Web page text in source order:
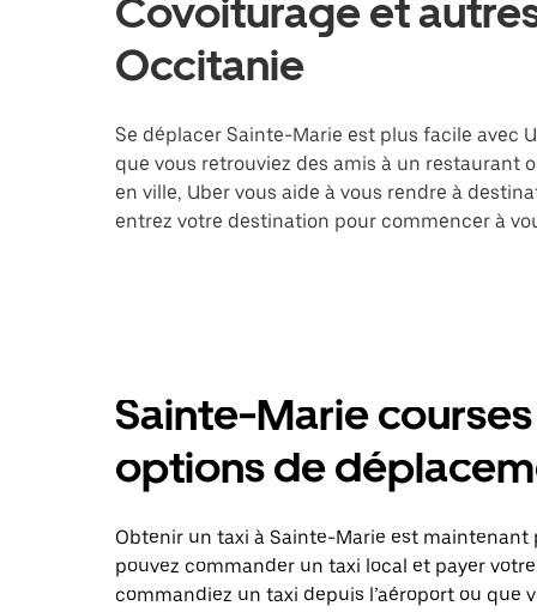
Covoiturage et
Occitanie
Se déplacer Sainte-Marie est plus facile avec
que vous retrouviez des amis à un restaurant
en ville, Uber vous aide à vous rendre à
entrez votre destination pour commencer à
Sainte-Marie
options de
Obtenir un taxi à Sainte-Marie est maintenant
pouvez commander un taxi local et payer
commandiez un taxi depuis l’aéroport ou